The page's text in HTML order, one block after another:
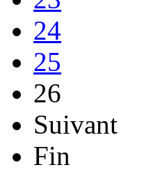
24
25
26
Suivant
Fin